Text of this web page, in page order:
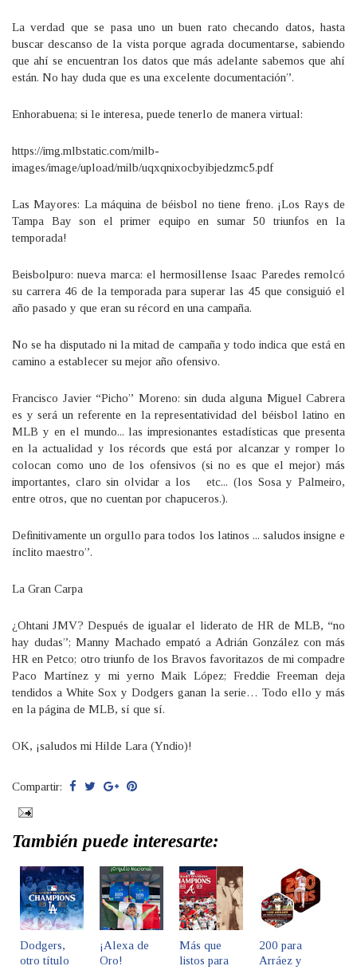
La verdad que se pasa uno un buen rato checando datos, hasta
buscar descanso de la vista porque agrada documentarse, sabiendo
que ahí se encuentran los datos que más adelante sabemos que ahí
están. No hay duda que es una excelente documentación”.
Enhorabuena; si le interesa, puede tenerlo de manera virtual:
https://img.mlbstatic.com/milb-
images/image/upload/milb/uqxqnixocbyibjedzmc5.pdf
Las Mayores: La máquina de béisbol no tiene freno. ¡Los Rays de
Tampa Bay son el primer equipo en sumar 50 triunfos en la
temporada!
Beisbolpuro: nueva marca: el hermosillense Isaac Paredes remolcó
su carrera 46 de la temporada para superar las 45 que consiguió el
año pasado y que eran su récord en una campaña.
No se ha disputado ni la mitad de campaña y todo indica que está en
camino a establecer su mejor año ofensivo.
Francisco Javier “Picho” Moreno: sin duda alguna Miguel Cabrera
es y será un referente en la representatividad del béisbol latino en
MLB y en el mundo... las impresionantes estadísticas que presenta
en la actualidad y los récords que está por alcanzar y romper lo
colocan como uno de los ofensivos (si no es que el mejor) más
importantes, claro sin olvidar a los etc... (los Sosa y Palmeiro,
entre otros, que no cuentan por chapuceros.).
Definitivamente un orgullo para todos los latinos ... saludos insigne e
ínclito maestro”.
La Gran Carpa
¿Ohtani JMV? Después de igualar el liderato de HR de MLB, “no
hay dudas”; Manny Machado empató a Adrián González con más
HR en Petco; otro triunfo de los Bravos favoritazos de mi compadre
Paco Martínez y mi yerno Maik López; Freddie Freeman deja
tendidos a White Sox y Dodgers ganan la serie… Todo ello y más
en la página de MLB, sí que sí.
OK, ¡saludos mi Hilde Lara (Yndio)!
Compartir:
También puede interesarte:
Dodgers,
otro título
¡Alexa de
Oro!
Más que
listos para
200 para
Arráez y